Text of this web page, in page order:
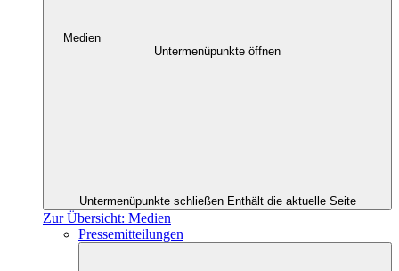
Medien
Untermenüpunkte öffnen
Untermenüpunkte schließen Enthält die aktuelle Seite
Zur Übersicht: Medien
Pressemitteilungen